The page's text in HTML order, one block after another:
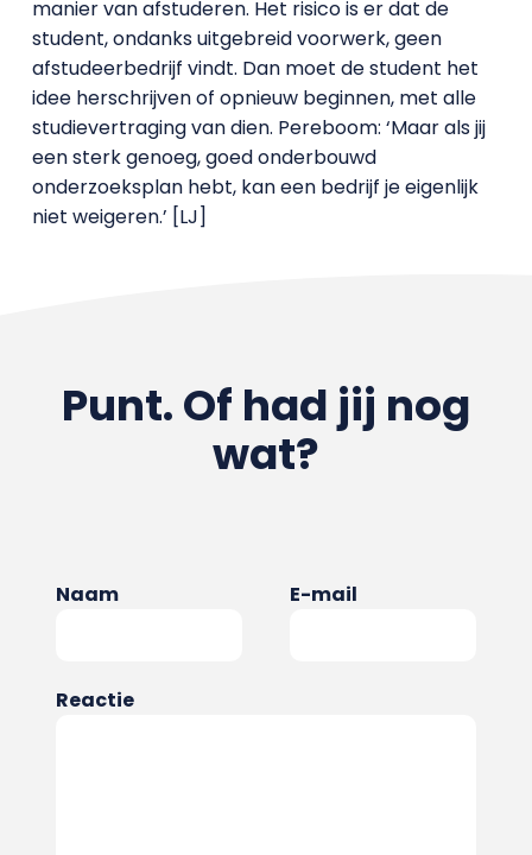
manier van afstuderen. Het risico is er dat de
student, ondanks uitgebreid voorwerk, geen
afstudeerbedrijf vindt. Dan moet de student het
idee herschrijven of opnieuw beginnen, met alle
studievertraging van dien. Pereboom: ‘Maar als jij
een sterk genoeg, goed onderbouwd
onderzoeksplan hebt, kan een bedrijf je eigenlijk
niet weigeren.’ [LJ]
Punt. Of had jij nog
wat?
Naam E-mail
Reactie